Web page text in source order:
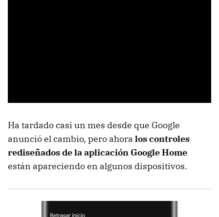
Ha tardado casi un mes desde que Google
anunció el cambio, pero ahora los controles
rediseñados de la aplicación Google Home
están apareciendo en algunos dispositivos.